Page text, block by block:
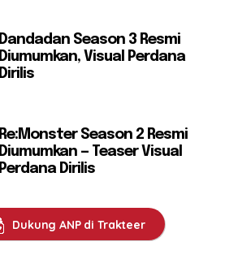
Dandadan Season 3 Resmi
Diumumkan, Visual Perdana
Dirilis
Re:Monster Season 2 Resmi
Diumumkan — Teaser Visual
Perdana Dirilis
Dukung ANP di Trakteer